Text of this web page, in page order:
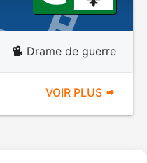
Drame de guerre
VOIR PLUS